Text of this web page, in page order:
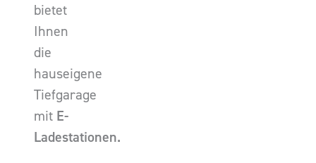
bietet
Ihnen
die
hauseigene
Tiefgarage
mit E-
Ladestationen.